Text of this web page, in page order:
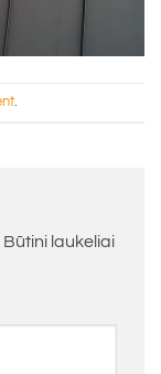
.
Būtini laukeliai